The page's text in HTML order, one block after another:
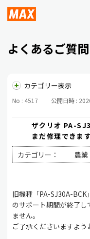
よくあるご質
カテゴリー表示
No : 4517 公開日時 :
ザクリオ PA-
まだ修理できま
カテゴリー：
農
旧機種「PA-SJ30A-
のサポート期間が終了
ません。
ご了承くださいますよう